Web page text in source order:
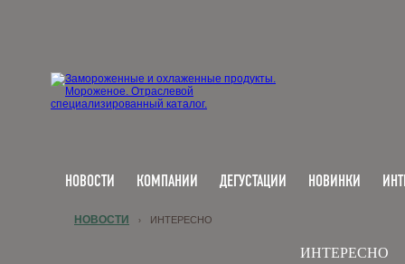
НОВОСТИ КОМПАНИИ ДЕГУСТАЦИИ НОВИНКИ
НОВОСТИ › ИНТЕРЕСНО
ИНТЕРЕСНО